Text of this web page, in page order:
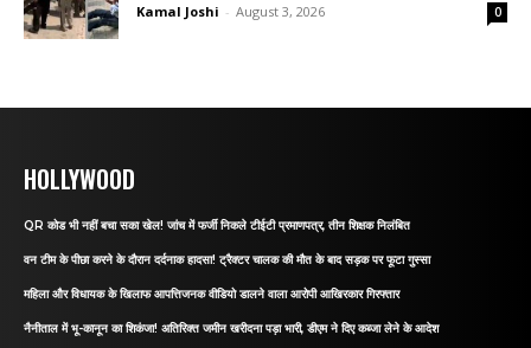
Kamal Joshi - August 3, 2026 0
HOLLYWOOD
QR कोड भी नहीं बचा सका खेल! जांच में फर्जी निकले टीईटी प्रमाणपत्र, तीन शिक्षक निलंबित
वन टीम के पीछा करने के दौरान दर्दनाक हादसा! ट्रैक्टर चालक की मौत के बाद सड़क पर फूटा गुस्सा
महिला और विधायक के खिलाफ आपत्तिजनक वीडियो डालने वाला आरोपी आखिरकार गिरफ्तार
नैनीताल में भू-कानून का शिकंजा! अतिरिक्त जमीन खरीदना पड़ा भारी, डीएम ने दिए कब्जा लेने के आदेश